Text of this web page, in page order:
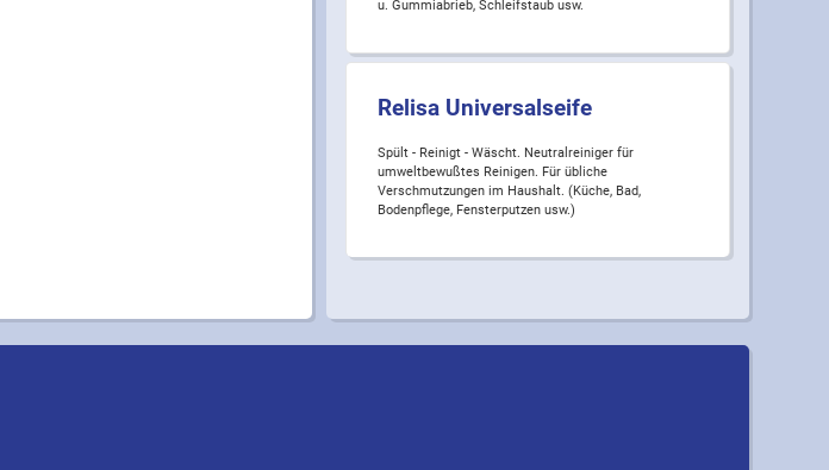
u. Gummiabrieb, Schleifstaub usw.
Relisa Universalseife
Spült - Reinigt - Wäscht. Neutralreiniger für
umweltbewußtes Reinigen. Für übliche
Verschmutzungen im Haushalt. (Küche, Bad,
Bodenpflege, Fensterputzen usw.)